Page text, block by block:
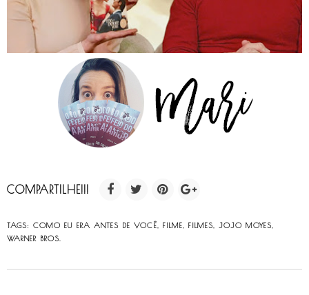
COMPARTILHE!!!
TAGS: COMO EU ERA ANTES DE VOCÊ FILME FILMES JOJO MOYES
WARNER BROS.